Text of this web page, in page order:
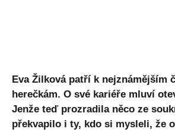
Eva Žilková patří k nejznámějším
herečkám. O své kariéře mluví
Jenže teď prozradila něco ze
překvapilo i ty, kdo si mysleli, že